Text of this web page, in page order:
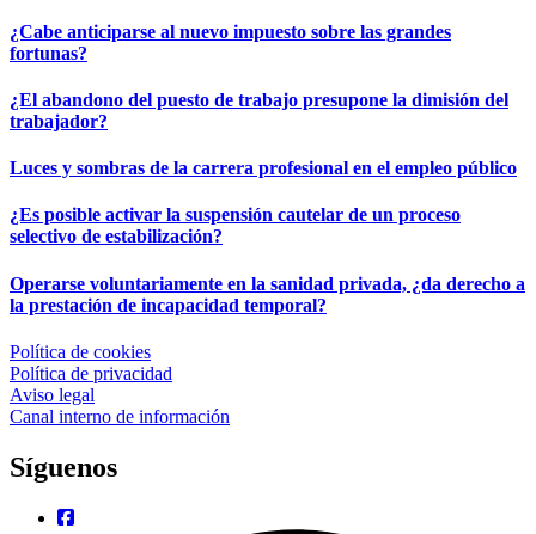
¿Cabe anticiparse al nuevo impuesto sobre las grandes
fortunas?
¿El abandono del puesto de trabajo presupone la dimisión del
trabajador?
Luces y sombras de la carrera profesional en el empleo público
¿Es posible activar la suspensión cautelar de un proceso
selectivo de estabilización?
Operarse voluntariamente en la sanidad privada, ¿da derecho a
la prestación de incapacidad temporal?
Política de cookies
Política de privacidad
Aviso legal
Canal interno de información
Síguenos